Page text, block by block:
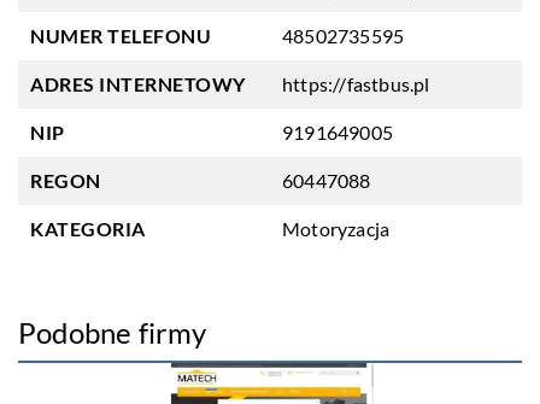
NUMER TELEFONU 48502735595
ADRES INTERNETOWY https://fastbus.pl
NIP 9191649005
REGON 60447088
KATEGORIA Motoryzacja
Podobne firmy